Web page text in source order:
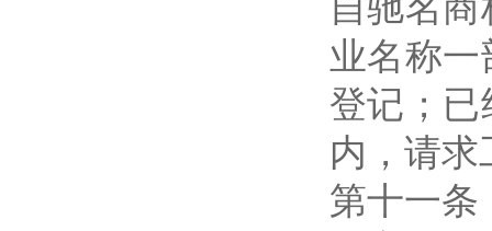
自驰名
业名称
登记；
内，请
第十一条